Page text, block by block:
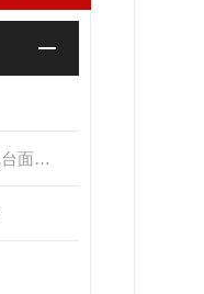
304不锈钢防水电子地磅超低台面带斜坡